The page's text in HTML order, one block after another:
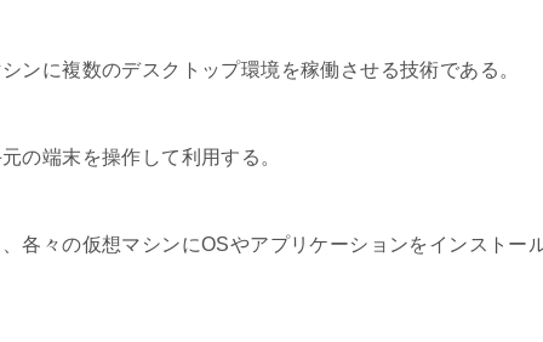
ンに複数のデスクトップ環境を稼働させる技術である。
の端末を操作して利用する。
各々の仮想マシンにOSやアプリケーションをインストー